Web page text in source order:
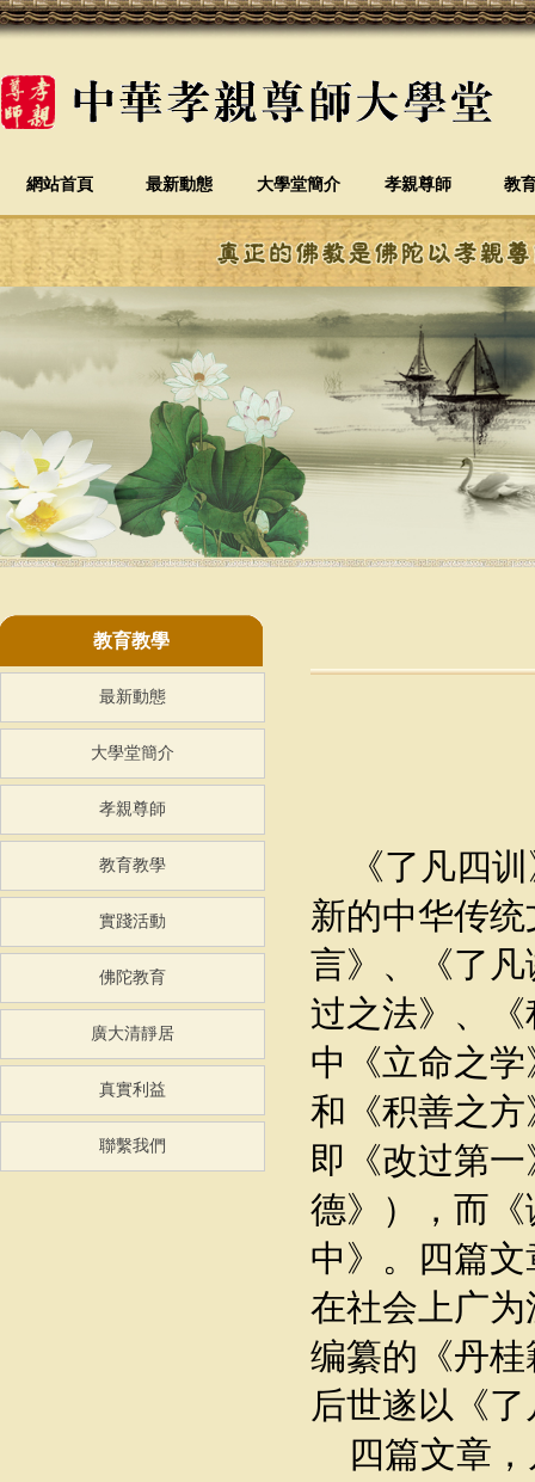
網站首頁 最新動態 大學堂簡介 孝親尊師 教
教育教學
最新動態
大學堂簡介
孝親尊師
教育教學
實踐活動
佛陀教育
廣大清靜居
真實利益
聯繫我們
《了凡四训
新的中华传
言》、《了
过之法》、
中《立命之
和《积善之
即《改过第
德》），而
中》。四篇
在社会上广
编纂的《丹
后世遂以《
四篇文章，